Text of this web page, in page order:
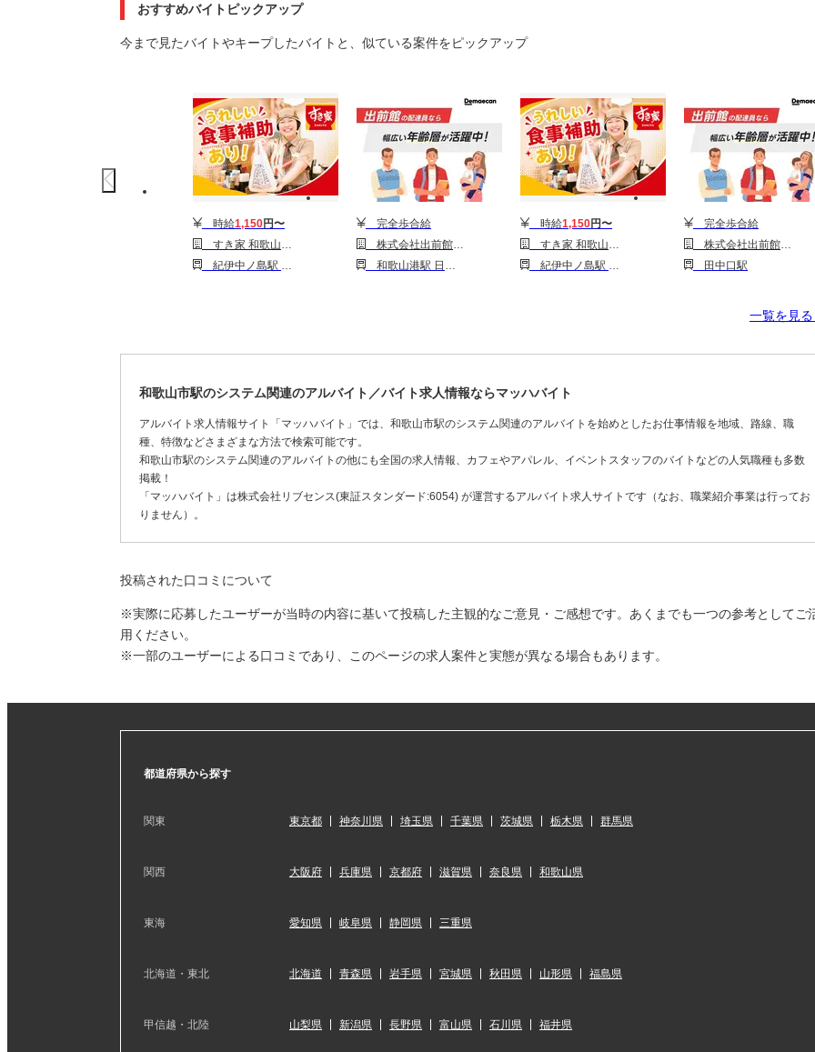
おすすめバイトピックアップ
今まで見たバイトやキープしたバイトと、似ている案件をピックアップ
時給1,150円〜
すき家 和歌山吉田店2
紀伊中ノ島駅 紀和駅 和歌山駅 和歌山市駅
完全歩合給
株式会社出前館(和歌山県和歌山市)
和歌山港駅 日前宮駅 神前(和歌山)駅
時給1,150円〜
すき家 和歌山吉田店
紀伊中ノ島駅 紀和駅 和歌山駅 和歌山市駅
完全歩合給
株式会社出前館(和歌山県和歌山市)
田中口駅
一覧を見る
和歌山市駅のシステム関連のアルバイト／バイト求人情報ならマッハバイト
アルバイト求人情報サイト「マッハバイト」では、和歌山市駅のシステム関連のアルバイトを始めとしたお仕事情報を地域、路線、職
種、特徴などさまざまな方法で検索可能です。
和歌山市駅のシステム関連のアルバイトの他にも全国の求人情報、カフェやアパレル、イベントスタッフのバイトなどの人気職種も多数
掲載！
「マッハバイト」は株式会社リブセンス(東証スタンダード:6054) が運営するアルバイト求人サイトです（なお、職業紹介事業は行ってお
りません）。
投稿された口コミについて
※実際に応募したユーザーが当時の内容に基いて投稿した主観的なご意見・ご感想です。あくまでも一つの参考としてご
用ください。
※一部のユーザーによる口コミであり、このページの求人案件と実態が異なる場合もあります。
都道府県から探す
関東 東京都 神奈川県 埼玉県 千葉県 茨城県 栃木県 群馬県
関西 大阪府 兵庫県 京都府 滋賀県 奈良県 和歌山県
東海 愛知県 岐阜県 静岡県 三重県
北海道・東北 北海道 青森県 岩手県 宮城県 秋田県 山形県 福島県
甲信越・北陸 山梨県 新潟県 長野県 富山県 石川県 福井県